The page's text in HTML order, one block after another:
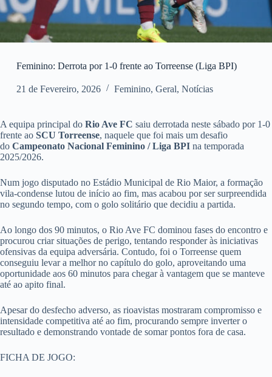
Feminino: Derrota por 1-0 frente ao Torreense (Liga BPI)
21 de Fevereiro, 2026 Feminino, Geral, Notícias
A equipa principal do Rio Ave FC saiu derrotada neste sábado por 1-0
frente ao SCU Torreense, naquele que foi mais um desafio
do Campeonato Nacional Feminino / Liga BPI na temporada
2025/2026.
Num jogo disputado no Estádio Municipal de Rio Maior, a formação
vila-condense lutou de início ao fim, mas acabou por ser surpreendida
no segundo tempo, com o golo solitário que decidiu a partida.
Ao longo dos 90 minutos, o Rio Ave FC dominou fases do encontro e
procurou criar situações de perigo, tentando responder às iniciativas
ofensivas da equipa adversária. Contudo, foi o Torreense quem
conseguiu levar a melhor no capítulo do golo, aproveitando uma
oportunidade aos 60 minutos para chegar à vantagem que se manteve
até ao apito final.
Apesar do desfecho adverso, as rioavistas mostraram compromisso e
intensidade competitiva até ao fim, procurando sempre inverter o
resultado e demonstrando vontade de somar pontos fora de casa.
FICHA DE JOGO: